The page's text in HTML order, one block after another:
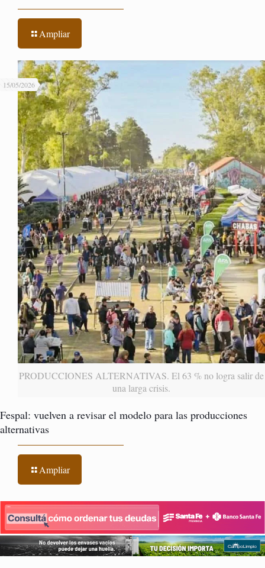
Ampliar
PRODUCCIONES ALTERNATIVAS. El 63 % no logra salir de
una larga crisis.
15/05/2026
Fespal: vuelven a revisar el modelo para las producciones
alternativas
Ampliar